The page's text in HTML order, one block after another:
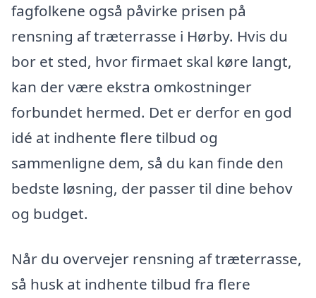
fagfolkene også påvirke prisen på
rensning af træterrasse i Hørby. Hvis du
bor et sted, hvor firmaet skal køre langt,
kan der være ekstra omkostninger
forbundet hermed. Det er derfor en god
idé at indhente flere tilbud og
sammenligne dem, så du kan finde den
bedste løsning, der passer til dine behov
og budget.
Når du overvejer rensning af træterrasse,
så husk at indhente tilbud fra flere